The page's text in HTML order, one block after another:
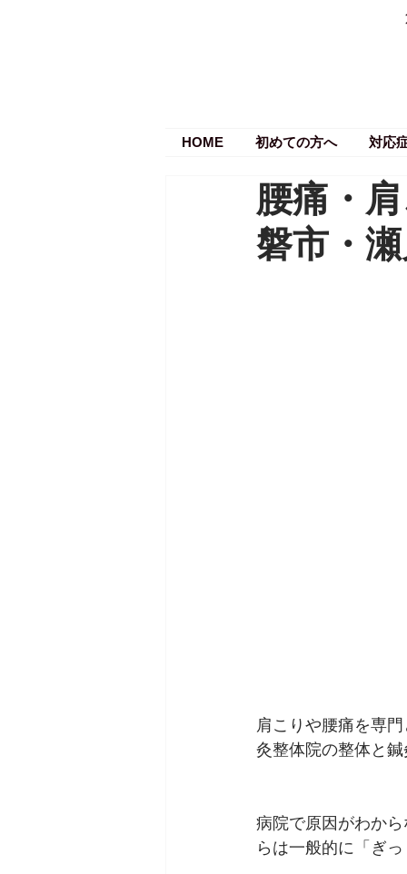
HOME 初めての方へ 対応
腰痛・
磐市・
肩こりや腰痛を専
灸整体院の整体と
病院で原因がわか
らは一般的に「ぎ